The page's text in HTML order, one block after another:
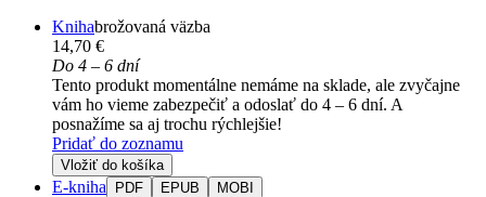
Knihabrožovaná väzba
14,70 €
Do 4 – 6 dní
Tento produkt momentálne nemáme na sklade, ale zvyčajne
vám ho vieme zabezpečiť a odoslať do 4 – 6 dní. A
posnažíme sa aj trochu rýchlejšie!
Pridať do zoznamu
Vložiť do košíka
E-kniha PDF EPUB MOBI